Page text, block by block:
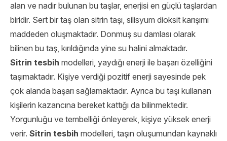
alan ve nadir bulunan bu taşlar, enerjisi en güçlü taşlardan
biridir. Sert bir taş olan sitrin taşı, silisyum dioksit karışımı
maddeden oluşmaktadır. Donmuş su damlası olarak
bilinen bu taş, kırıldığında yine su halini almaktadır.
Sitrin tesbih modelleri, yaydığı enerji ile başarı özelliğini
taşımaktadır. Kişiye verdiği pozitif enerji sayesinde pek
çok alanda başarı sağlamaktadır. Ayrıca bu taşı kullanan
kişilerin kazancına bereket kattığı da bilinmektedir.
Yorgunluğu ve tembelliği önleyerek, kişiye yüksek enerji
verir. Sitrin tesbih modelleri, taşın oluşumundan kaynaklı